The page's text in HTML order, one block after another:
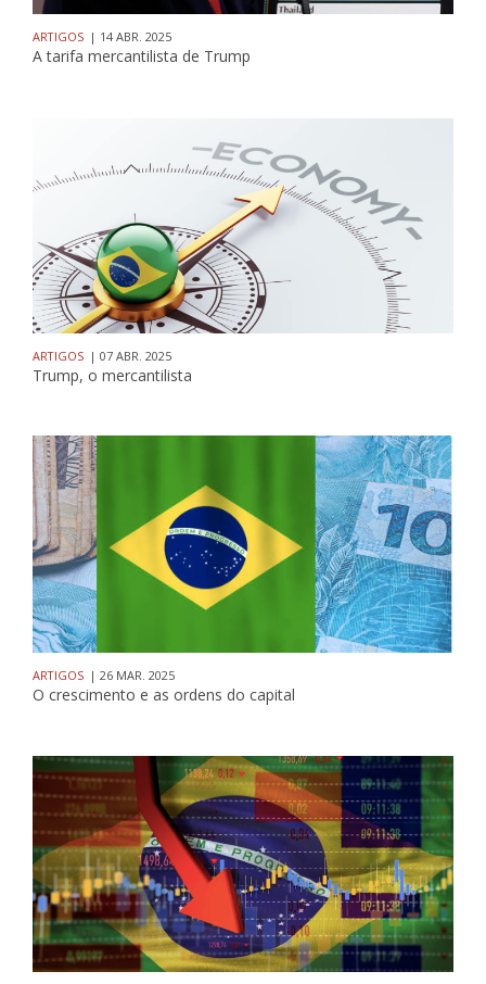
ARTIGOS | 14 ABR. 2025
A tarifa mercantilista de Trump
ARTIGOS | 07 ABR. 2025
Trump, o mercantilista
ARTIGOS | 26 MAR. 2025
O crescimento e as ordens do capital